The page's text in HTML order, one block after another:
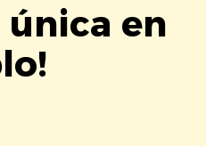
única en